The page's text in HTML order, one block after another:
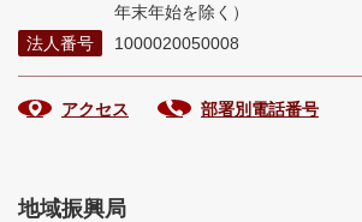
年末年始を除く）
法人番号
1000020050008
アクセス 部署別電話番号
地域振興局